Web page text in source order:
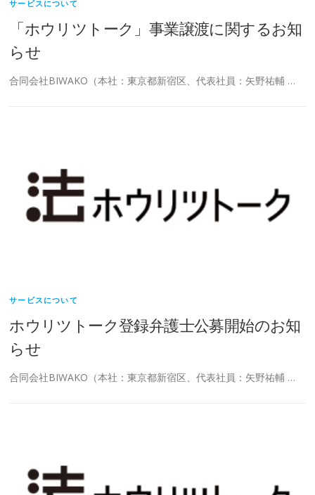
サービスについて
「ホウリツトーク」事業譲渡に関するお知
らせ
合同会社BIWAKO（本社：東京都新宿区、代表社員：矢野祐輔 …
サービスについて
ホウリツトーク登録弁護士公募開始のお知
らせ
合同会社BIWAKO（本社：東京都新宿区、代表社員：矢野祐輔 …